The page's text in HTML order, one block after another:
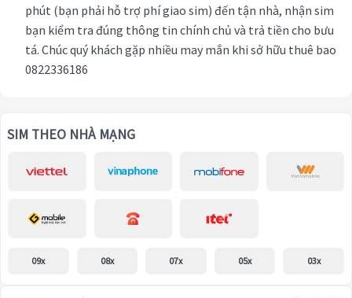
phút (bạn phải hỗ trợ phí giao sim) đến tận nhà, nhận sim
bạn kiểm tra đúng thông tin chính chủ và trả tiền cho bưu
tá. Chúc quý khách gặp nhiều may mắn khi sở hữu thuê bao
0822336186
SIM THEO NHÀ MẠNG
09x 08x 07x 05x 03x